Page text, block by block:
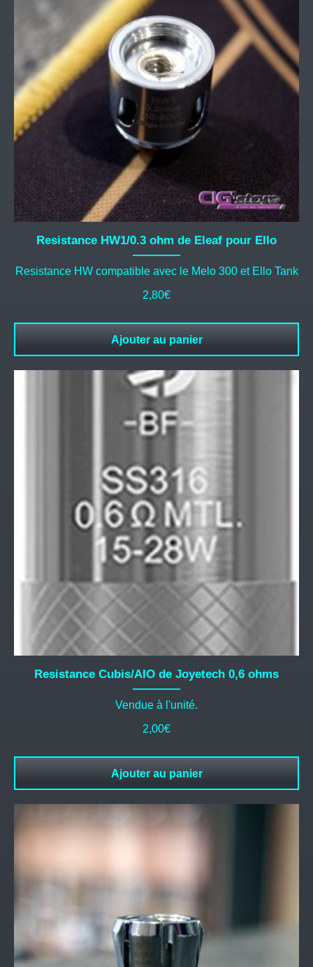
Resistance HW1/0.3 ohm de Eleaf pour Ello
Resistance HW compatible avec le Melo 300 et Ello Tank
2,80€
Ajouter au panier
Resistance Cubis/AIO de Joyetech 0,6 ohms
Vendue à l'unité.
2,00€
Ajouter au panier